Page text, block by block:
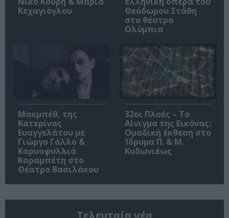
Κεχαγιόγλου
Θεόδωρου Στάθη
στο θέατρο
Ολύμπια
Μακμπέθ, της
Κατερίνας
Ευαγγελάτου με
Γιώργο Γάλλο &
Καρυοφυλλιά
Καραμπέτη στο
Θέατρο Βασιλάκου
32οι Πλοές – Το
Αίνιγμα της Εικόνας:
Ομαδική έκθεση στο
Ίδρυμα Π. & Μ.
Κυδωνιέως
Τελευταία νέα